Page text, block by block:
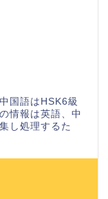
国語はHSK6級
情報は英語、中
し処理するた